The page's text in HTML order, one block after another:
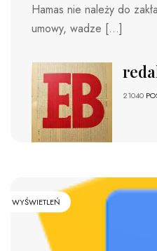
Hamas nie należy do
umowy, wadze […]
21040
WYŚWIETLEŃ